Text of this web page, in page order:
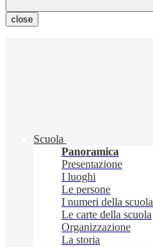
close
Scuola
Panoramica
Presentazione
I luoghi
Le persone
I numeri della scuola
Le carte della scuola
Organizzazione
La storia